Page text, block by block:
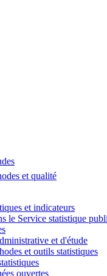
et qualité
et indicateurs
le Service statistique
et d'étude
et outils statistiques
ouvertes